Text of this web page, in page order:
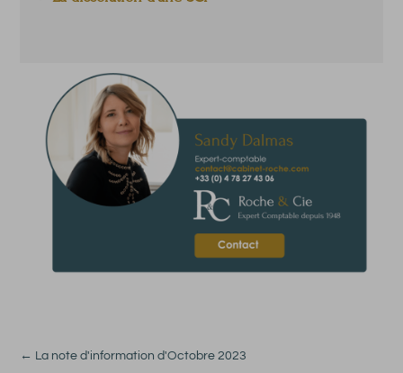
← La note d'information d'Octobre 2023